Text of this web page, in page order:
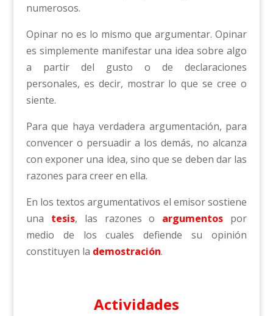
numerosos.
Opinar no es lo mismo que argumentar. Opinar
es simplemente manifestar una idea sobre algo
a partir del gusto o de declaraciones
personales, es decir, mostrar lo que se cree o
siente.
Para que haya verdadera argumentación, para
convencer o persuadir a los demás, no alcanza
con exponer una idea, sino que se deben dar las
razones para creer en ella.
En los textos argumentativos el emisor sostiene
una tesis, las razones o argumentos por
medio de los cuales defiende su opinión
constituyen la demostración.
Actividades